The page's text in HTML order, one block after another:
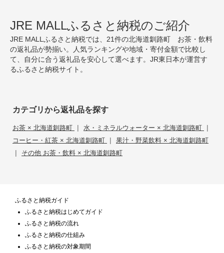
JRE MALLふるさと納税のご紹介
JRE MALLふるさと納税では、21件の北海道釧路町 お茶・飲料
の返礼品が勢揃い。人気ランキングや地域・寄付金額で比較し
て、自分に合う返礼品を安心して選べます。JR東日本が運営す
るふるさと納税サイト。
カテゴリから返礼品を探す
お茶 × 北海道釧路町 | 水・ミネラルウォーター × 北海道釧路町 |
コーヒー・紅茶 × 北海道釧路町 | 果汁・野菜飲料 × 北海道釧路町
| その他 お茶・飲料 × 北海道釧路町
ふるさと納税ガイド
ふるさと納税はじめてガイド
ふるさと納税の流れ
ふるさと納税の仕組み
ふるさと納税の対象期間